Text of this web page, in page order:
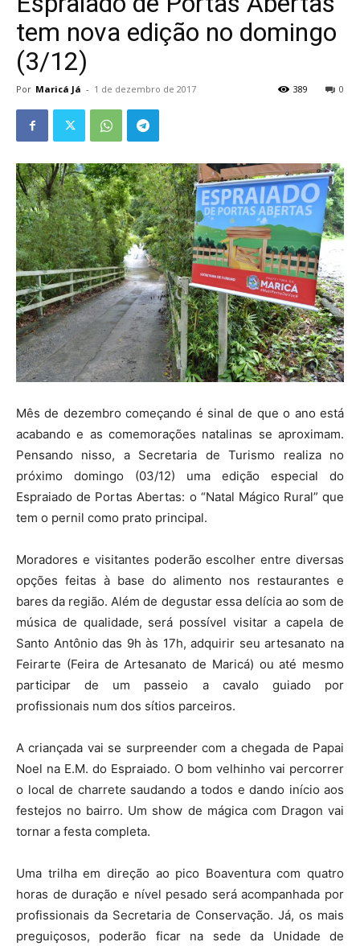
tem nova edição no domingo
(3/12)
Por Maricá Já - 1 de dezembro de 2017 0
389
Mês de dezembro começando é sinal de que o ano está
acabando e as comemorações natalinas se aproximam.
Pensando nisso, a Secretaria de Turismo realiza no
próximo domingo (03/12) uma edição especial do
Espraiado de Portas Abertas: o “Natal Mágico Rural” que
tem o pernil como prato principal.
Moradores e visitantes poderão escolher entre diversas
opções feitas à base do alimento nos restaurantes e
bares da região. Além de degustar essa delícia ao som de
música de qualidade, será possível visitar a capela de
Santo Antônio das 9h às 17h, adquirir seu artesanato na
Feirarte (Feira de Artesanato de Maricá) ou até mesmo
participar de um passeio a cavalo guiado por
profissionais num dos sítios parceiros.
A criançada vai se surpreender com a chegada de Papai
Noel na E.M. do Espraiado. O bom velhinho vai percorrer
o local de charrete saudando a todos e dando início aos
festejos no bairro. Um show de mágica com Dragon vai
tornar a festa completa.
Uma trilha em direção ao pico Boaventura com quatro
horas de duração e nível pesado será acompanhada por
profissionais da Secretaria de Conservação. Já, os mais
preguiçosos, poderão ficar na sede da Unidade de